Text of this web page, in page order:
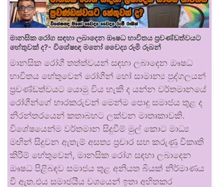
මානසික රෝග සඳහා ලබාදෙන ඖෂධ භාවිතය ප්‍රචණ්ඩත්වයට
හේතුවක් ද?- විශේෂඥ මනෝ වෛද්‍ය රූමි රූබන්
මානසික රෝගී තත්ත්වයන් සඳහා ලබාදෙන ඖෂධ
භාවිතය හේතුවෙන් රෝගීන් හෝ සාමාන්‍ය පුද්ගලයන්
ප්‍රචණ්ඩත්වයට යොමු විය හැකි ද යන්න වර්තමානයේ
රෝගීන්ගේ භාරකරුවන් මෙන්ම පොදු සමාජය තුළ ද
නිරන්තරයෙන් කතාබහට ලක්වන මාතෘකාවකි.
විශේෂයෙන්ම වර්තමාන සිදුවීම් මුල් කොට මාධ්‍ය
මඟින් සිදුවන ඇතැම් අසත්‍ය ප්‍රචාර සහ කරුණු විකෘති
කිරීම් හේතුවෙන්, මානසික රෝග සඳහා ලබාදෙන
ඖෂධ පිළිබඳව සමාජය තුළ අනියත බියක් නිර්මාණය
වී ඇත.එය සමාජයීය වශයෙන් ඉතා අහිතකර